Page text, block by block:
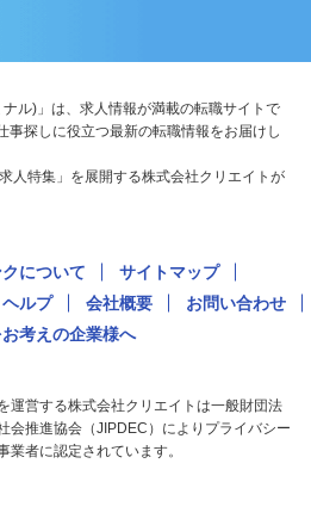
ナル)」は、求人情報が満載の転職サイトで
事探しに役立つ最新の転職情報をお届けし
人特集」を展開する株式会社クリエイトが
クについて
サイトマップ
ヘルプ 会社概要
お問い合わせ
考えの企業様へ
運営する株式会社クリエイトは一般財団法
会推進協会（JIPDEC）によりプライバシー
業者に認定されています。